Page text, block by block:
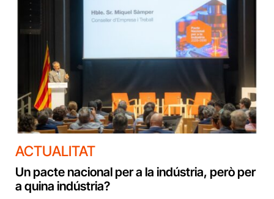
ACTUALITAT
Un pacte nacional per a la indústria, però per
a quina indústria?